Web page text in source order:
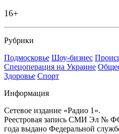
16+
Рубрики
Подмосковье Шоу-бизнес
Спецоперация на Украине
Здоровье Спорт
Информация
Сетевое издание «Радио 1».
Реестровая запись СМИ Эл №
года выдано Федеральной